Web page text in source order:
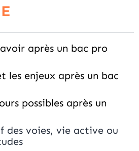
après un bac pro
les enjeux après un bac
possibles après un
des voies, vie active ou